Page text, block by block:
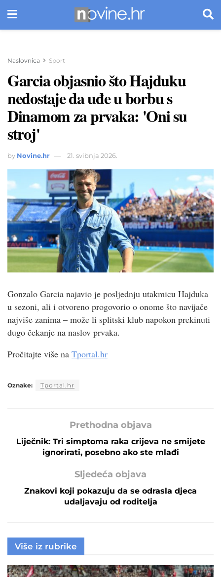
Naslovnica Sport
Garcia objasnio što Hajduku
nedostaje da uđe u borbu s
Dinamom za prvaka: 'Oni su
stroj'
by Novine.hr 21. svibnja 2026.
Gonzalo Garcia najavio je posljednju utakmicu Hajduka
u sezoni, ali i otvoreno progovorio o onome što navijače
najviše zanima – može li splitski klub napokon prekinuti
dugo čekanje na naslov prvaka.
Pročitajte više na Tportal.hr
Oznake: Tportal.hr
Prethodna objava
Liječnik: Tri simptoma raka crijeva ne smijete
ignorirati, posebno ako ste mlađi
Sljedeća objava
Znakovi koji pokazuju da se odrasla djeca
udaljavaju od roditelja
Više iz rubrike